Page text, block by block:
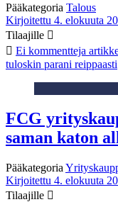
Pääkategoria Talous
Kirjoitettu 4. elokuuta
Tilaajille
Ei kommentteja
tuloskin parani reippaasti
FCG
saman katon
Pääkategoria
Kirjoitettu 4. elokuuta
Tilaajille